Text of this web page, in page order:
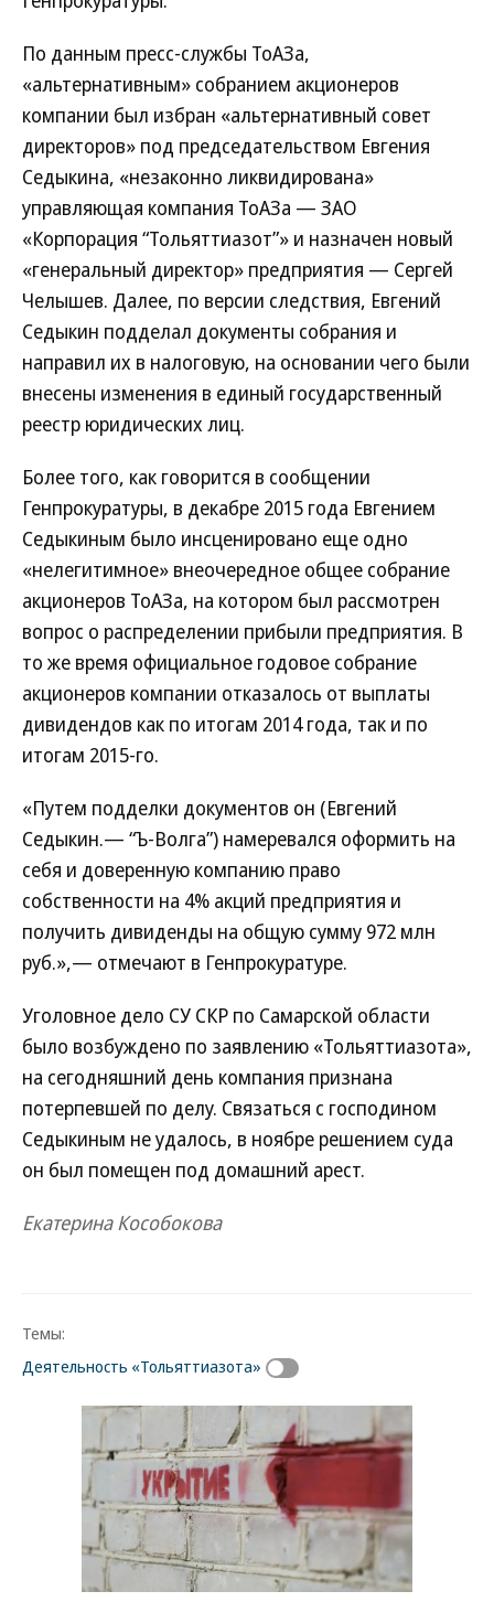
По данным пресс-службы ТоАЗа,
«альтернативным» собранием акционеров
компании был избран «альтернативный совет
директоров» под председательством Евгения
Седыкина, «незаконно ликвидирована»
управляющая компания ТоАЗа — ЗАО
«Корпорация “Тольяттиазот”» и назначен новый
«генеральный директор» предприятия — Сергей
Челышев. Далее, по версии следствия, Евгений
Седыкин подделал документы собрания и
направил их в налоговую, на основании чего были
внесены изменения в единый государственный
реестр юридических лиц.
Более того, как говорится в сообщении
Генпрокуратуры, в декабре 2015 года Евгением
Седыкиным было инсценировано еще одно
«нелегитимное» внеочередное общее собрание
акционеров ТоАЗа, на котором был рассмотрен
вопрос о распределении прибыли предприятия. В
то же время официальное годовое собрание
акционеров компании отказалось от выплаты
дивидендов как по итогам 2014 года, так и по
итогам 2015-го.
«Путем подделки документов он (Евгений
Седыкин.— “Ъ-Волга”) намеревался оформить на
себя и доверенную компанию право
собственности на 4% акций предприятия и
получить дивиденды на общую сумму 972 млн
руб.»,— отмечают в Генпрокуратуре.
Уголовное дело СУ СКР по Самарской области
было возбуждено по заявлению «Тольяттиазота»,
на сегодняшний день компания признана
потерпевшей по делу. Связаться с господином
Седыкиным не удалось, в ноябре решением суда
он был помещен под домашний арест.
Екатерина Кособокова
Темы:
Деятельность «Тольяттиазота»